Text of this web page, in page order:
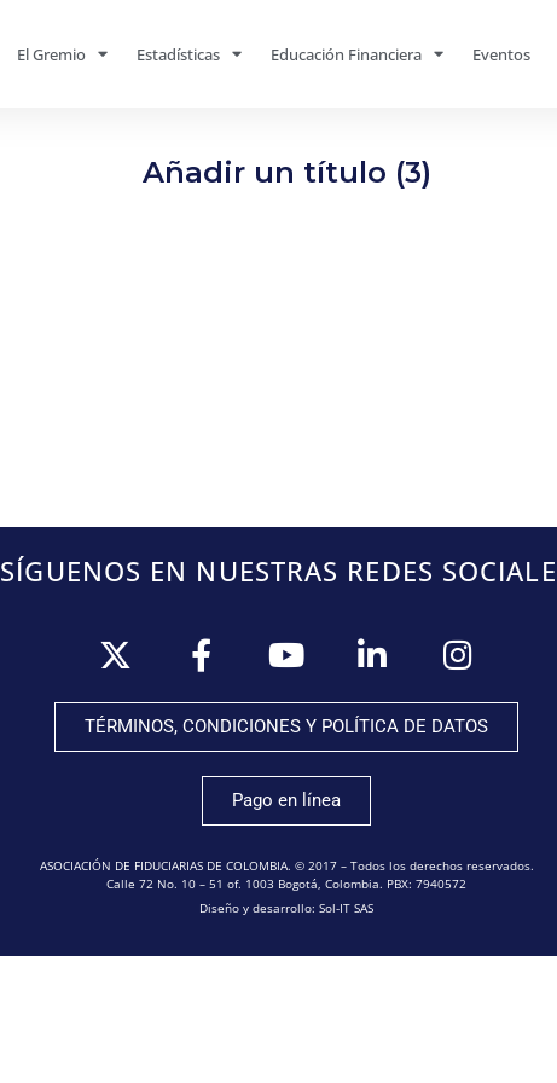
El Gremio Estadísticas Educación Financiera Eventos
Añadir un título (3)
SÍGUENOS EN NUESTRAS REDES
TÉRMINOS, CONDICIONES Y POLÍTICA DE DATOS
Pago en línea
ASOCIACIÓN DE FIDUCIARIAS DE COLOMBIA. © 2017 – Todos los derechos reservados.
Calle 72 No. 10 – 51 of. 1003 Bogotá, Colombia. PBX: 7940572
Diseño y desarrollo: Sol-IT SAS